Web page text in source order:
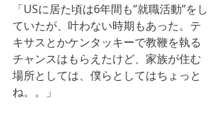
「USに居た頃は6年間も”就職活動”をし
ていたが、叶わない時期もあった。テ
キサスとかケンタッキーで教鞭を執る
チャンスはもらえたけど、家族が住む
場所としては、僕らとしてはちょっと
ね。。」